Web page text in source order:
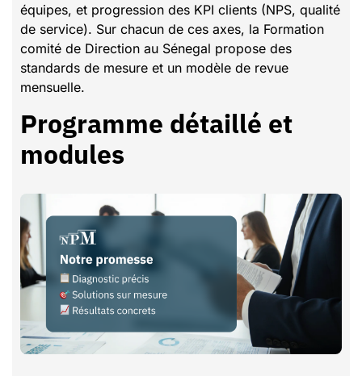
équipes, et progression des KPI clients (NPS, qualité
de service). Sur chacun de ces axes, la Formation
comité de Direction au Sénegal propose des
standards de mesure et un modèle de revue
mensuelle.
Programme détaillé et
modules